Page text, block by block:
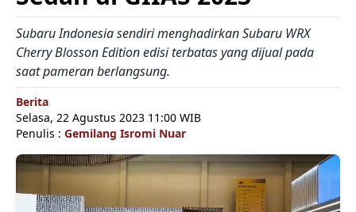
Subaru Indonesia sendiri menghadirkan Subaru WRX
Cherry Blosson Edition edisi terbatas yang dijual pada
saat pameran berlangsung.
Berita
Selasa, 22 Agustus 2023 11:00 WIB
Penulis : Gemilang Isromi Nuar